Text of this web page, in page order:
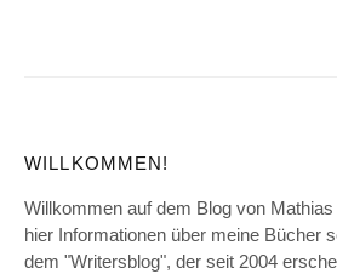
WILLKOMMEN!
Willkommen auf dem Blog von
hier Informationen über meine Bücher
dem "Writersblog", der seit 2004